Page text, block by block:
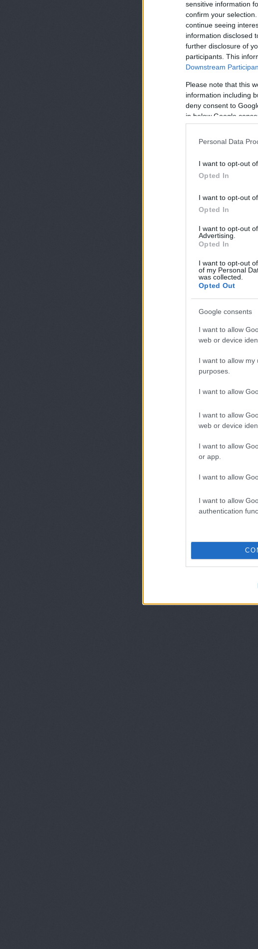
sensitive information
confirm your
continue seeing
information disclosed
further disclosure of
participants. This
Downstream
Please note that this
information including
deny consent to
in below Google
Personal Data
I want to opt-out
Opted In
I want to opt-out
Opted In
I want to opt-out
Advertising.
Opted In
I want to opt-out
of my Personal
was collected.
Opted Out
Google consents
I want to allow
web or device
I want to allow
purposes.
I want to allow
I want to allow
web or device
I want to allow
or app.
I want to allow
I want to allow
authentication